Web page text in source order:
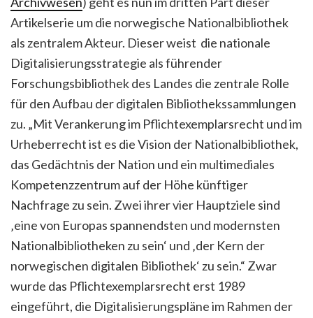
Artikelserie um die norwegische Nationalbibliothek
als zentralem Akteur. Dieser weist die nationale
Digitalisierungsstrategie als führender
Forschungsbibliothek des Landes die zentrale Rolle
für den Aufbau der digitalen Bibliothekssammlungen
zu. „Mit Verankerung im Pflichtexemplarsrecht und im
Urheberrecht ist es die Vision der Nationalbibliothek,
das Gedächtnis der Nation und ein multimediales
Kompetenzzentrum auf der Höhe künftiger
Nachfrage zu sein. Zwei ihrer vier Hauptziele sind
‚eine von Europas spannendsten und modernsten
Nationalbibliotheken zu sein‘ und ‚der Kern der
norwegischen digitalen Bibliothek‘ zu sein.“ Zwar
wurde das Pflichtexemplarsrecht erst 1989
eingeführt, die Digitalisierungspläne im Rahmen der